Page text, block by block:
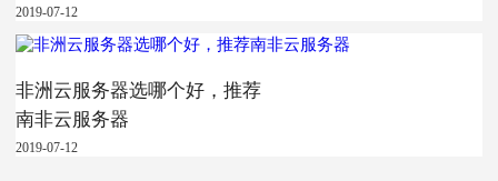
2019-07-12
非洲云服务器选哪个好，推荐
南非云服务器
2019-07-12